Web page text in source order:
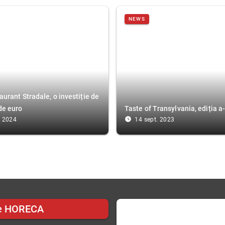
Stradale, o investiție de
euro
2024
NEWS
Taste of Transylvania, ediția
access_time_filled 14 sept. 2023
HORECA